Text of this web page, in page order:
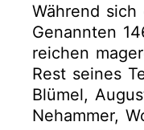
Während
Genannten
reichen
Rest seines
Blümel,
Nehammer,